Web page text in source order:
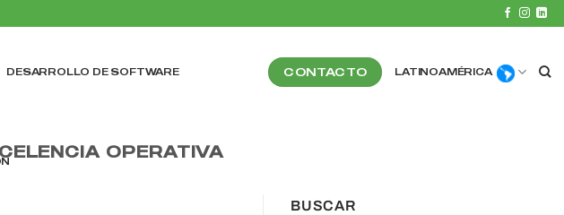
DESARROLLO DE SOFTWARE CONTACTO LATINOAMÉRICA
OPERATIVA
BUSCAR